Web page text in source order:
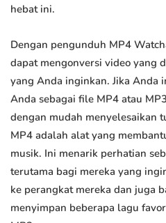
hebat ini.
Dengan pengunduh MP4
dapat mengonversi video yang
yang Anda inginkan. Jika Anda
Anda sebagai file MP4 atau
dengan mudah menyelesaikan
MP4 adalah alat yang
musik. Ini menarik perhatian
terutama bagi mereka yang
ke perangkat mereka dan juga
menyimpan beberapa lagu